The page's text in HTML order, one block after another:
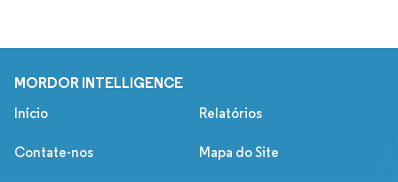
MORDOR INTELLIGENCE
Início Relatórios
Contate-nos Mapa do Site